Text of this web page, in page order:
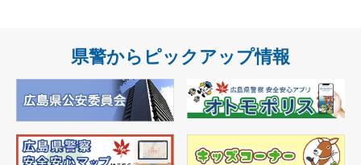
県警からピックアップ情報